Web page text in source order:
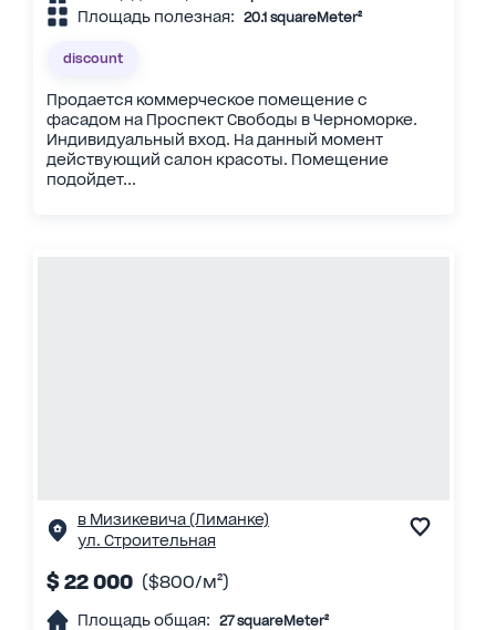
Площадь полезная: 20.1 squareMeter²
discount
Продается коммерческое помещение с
фасадом на Проспект Свободы в Черноморке.
Индивидуальный вход. На данный момент
действующий салон красоты. Помещение
подойдет...
в Мизикевича (Лиманке)
ул. Строительная
$ 22 000 ($800/м²)
Площадь общая: 27 squareMeter²